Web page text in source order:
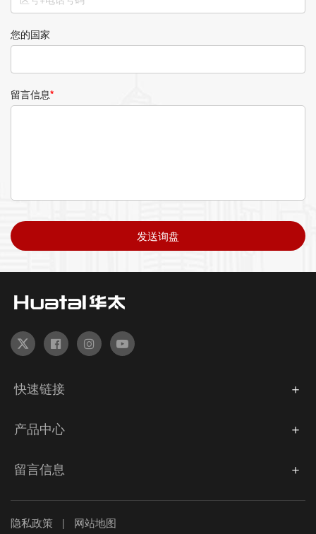
您的国家
留言信息*
发送询盘
快速链接
产品中心
留言信息
隐私政策 | 网站地图